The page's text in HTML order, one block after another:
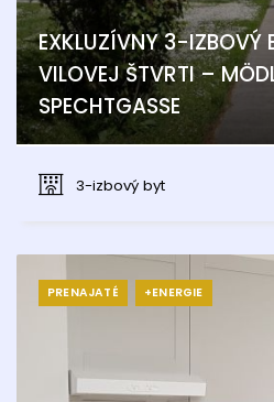
EXKLUZÍVNY 3-IZBOVÝ
VILOVEJ ŠTVRTI –
SPECHTGASSE
3-izbový byt
PRENAJATÉ +ENERGIE